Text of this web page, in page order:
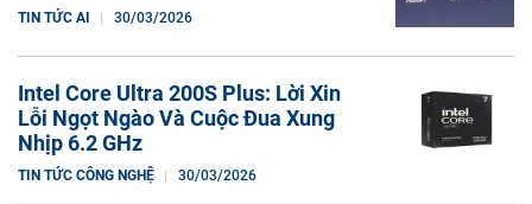
TIN TỨC AI 30/03/2026
Intel Core Ultra 200S Plus: Lời Xin
Lỗi Ngọt Ngào Và Cuộc Đua Xung
Nhịp 6.2 GHz
TIN TỨC CÔNG NGHỆ 30/03/2026